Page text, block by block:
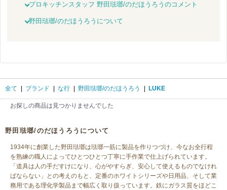
プロキッチンスタッフ 野田琺瑯/のだほうろうのコメント
野田琺瑯/のだほうろうについて
全て ブランド な行 野田琺瑯/のだほうろう LUKE
お探しの商品は見つかりませんでした
野田琺瑯/のだほうろうについて
1934年に創業した野田琺瑯は琺瑯一筋に製品を作りつづけ、今なお全行程
を熟練の職人によってひとつひとつ丁寧に手作業で仕上げられています。
「道具は人の手だすけになり、心がやすらぎ、安心して使えるものでなけれ
ばならない」との考えのもと、定番のホワイトシリーズや日用品、そして業
務用である理化学製品まで幅広く取り扱っています。鉄にガラス質をほどこ